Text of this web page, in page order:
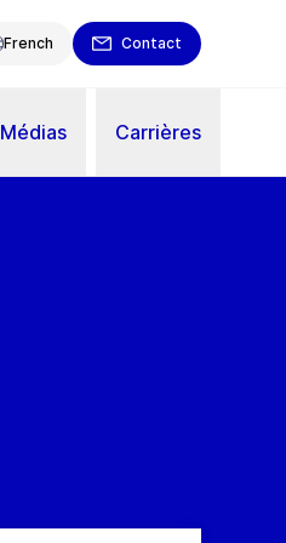
French Contact
Médias Carrières